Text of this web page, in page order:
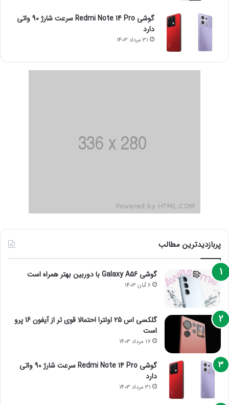
گوشی Redmi Note 14 Pro سرعت شارژ 90 واتی
دارد
31 مرداد 1403
پربازدیدترین مطالب
گوشی Galaxy A56 با دوربین بهتر همراه است
6 آبان 1403
گلکسی اس 25 اولترا احتمالا قوی تر از آیفون 16 پرو
است
17 مرداد 1403
گوشی Redmi Note 14 Pro سرعت شارژ 90 واتی
دارد
31 مرداد 1403